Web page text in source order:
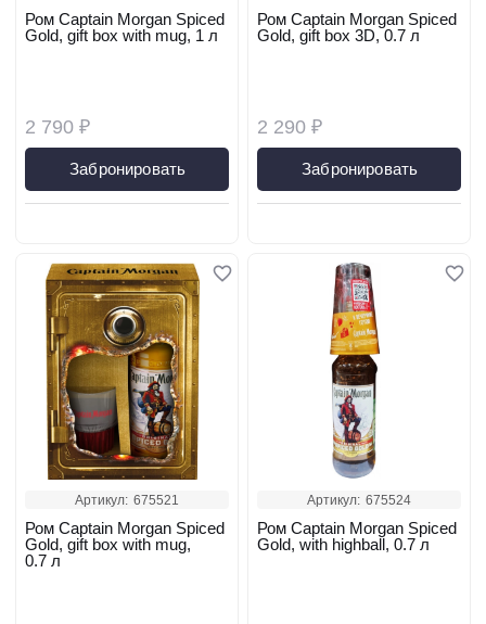
2 790 ₽
Ром Captain Morgan Spiced
Gold, gift box with mug, 1 л
Забронировать
2 290 ₽
Ром Captain Morgan Spiced
Gold, gift box 3D, 0.7 л
Забронировать
Артикул: 675521
Ром Captain Morgan Spiced
Gold, gift box with mug,
0.7 л
Артикул: 675524
Ром Captain Morgan Spiced
Gold, with highball, 0.7 л